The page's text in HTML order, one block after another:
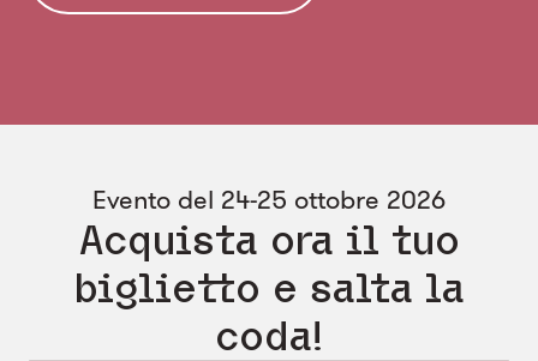
Evento del 24-25 ottobre 2026
Acquista ora il tuo
biglietto e salta la
coda!